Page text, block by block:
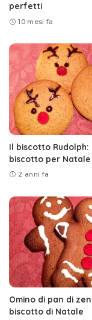
perfetti
10 mesi fa
Il biscotto Rudolph:
biscotto per Natale
2 anni fa
Omino di pan di
biscotto di Natale